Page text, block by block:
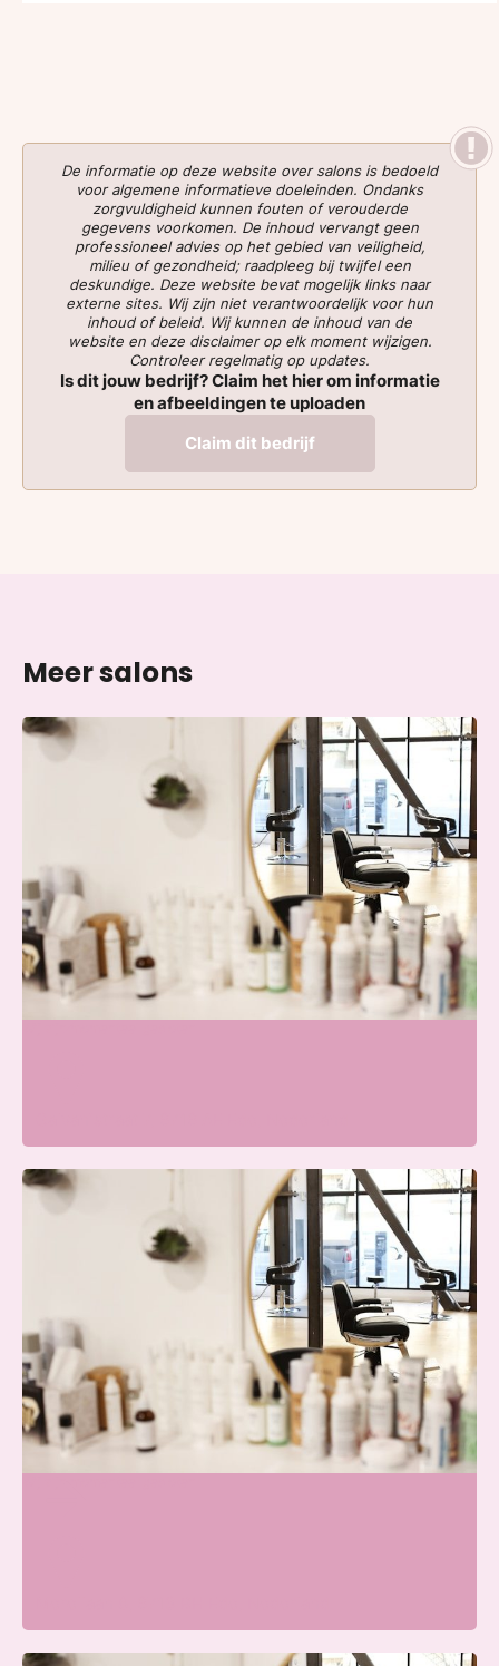
De informatie op deze website over salons is bedoeld
voor algemene informatieve doeleinden. Ondanks
zorgvuldigheid kunnen fouten of verouderde
gegevens voorkomen. De inhoud vervangt geen
professioneel advies op het gebied van veiligheid,
milieu of gezondheid; raadpleeg bij twijfel een
deskundige. Deze website bevat mogelijk links naar
externe sites. Wij zijn niet verantwoordelijk voor hun
inhoud of beleid. Wij kunnen de inhoud van de
website en deze disclaimer op elk moment wijzigen.
Controleer regelmatig op updates.
Is dit jouw bedrijf? Claim het hier om informatie
en afbeeldingen te uploaden
Claim dit bedrijf
Meer salons
Skin & Glow Atelier Ede
Beauty Center Renaat |
Schoonheidssalon Ede